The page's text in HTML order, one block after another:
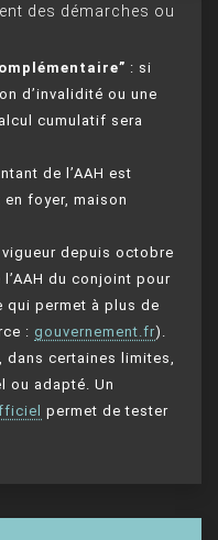
des démarches ou
: si
d’invalidité ou une
cumulatif sera
de l’AAH est
foyer, maison
depuis octobre
du conjoint pour
qui permet à plus de
: gouvernement.fr).
dans certaines limites,
ou adapté. Un
permet de tester